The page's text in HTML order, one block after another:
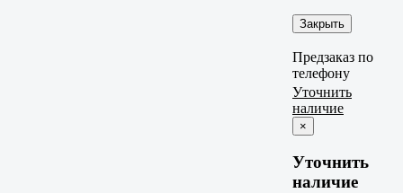
Закрыть
Предзаказ по
телефону
Уточнить
наличие
×
Уточнить
наличие